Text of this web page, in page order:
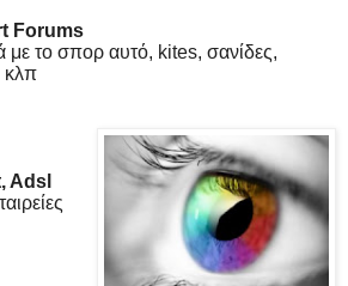
Forums
με το σπορ αυτό, kites, σανίδες,
κλπ
Adsl